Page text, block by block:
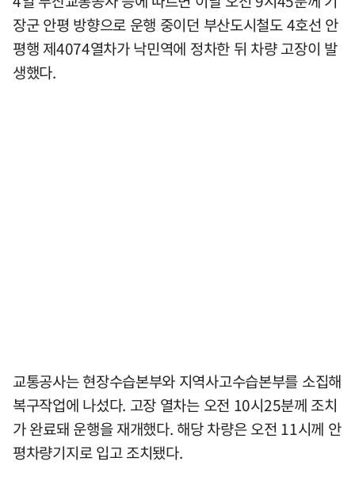
장군 안평 방향으로 운행 중이던 부산도시철도 4호선 안
평행 제4074열차가 낙민역에 정차한 뒤 차량 고장이 발
생했다.
교통공사는 현장수습본부와 지역사고수습본부를 소집해
복구작업에 나섰다. 고장 열차는 오전 10시25분께 조치
가 완료돼 운행을 재개했다. 해당 차량은 오전 11시께 안
평차량기지로 입고 조치됐다.